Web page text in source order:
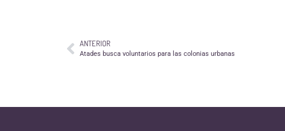
ANTERIOR
Atades busca voluntarios para las colonias urbanas